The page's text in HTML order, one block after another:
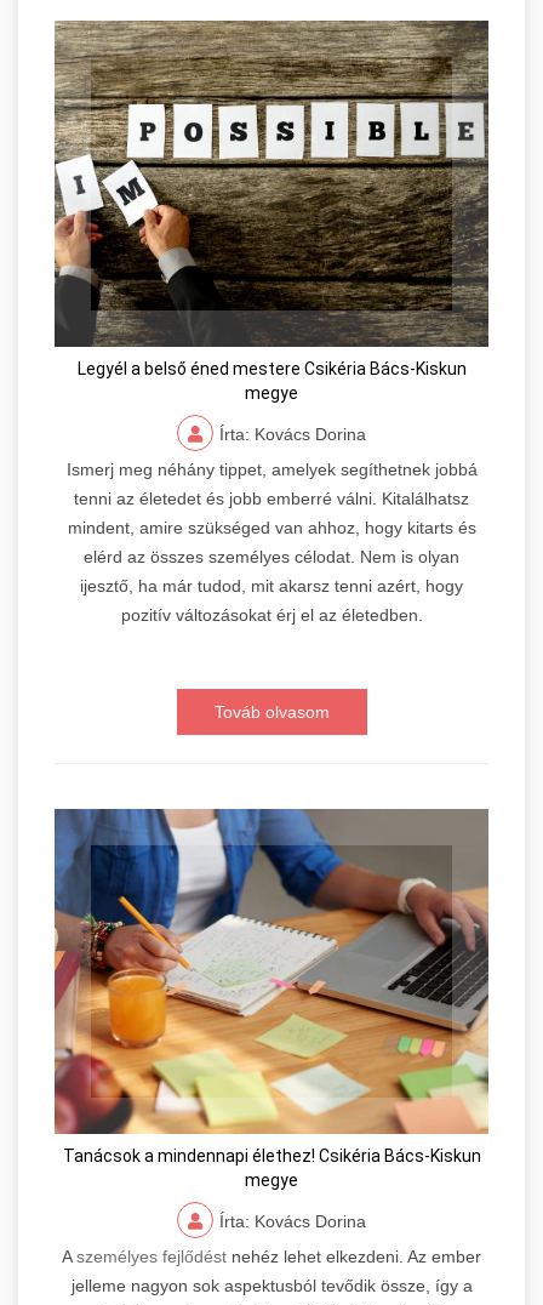
Legyél a belső éned mestere Csikéria Bács-Kiskun
megye
Írta: Kovács Dorina
Ismerj meg néhány tippet, amelyek segíthetnek jobbá
tenni az életedet és jobb emberré válni. Kitalálhatsz
mindent, amire szükséged van ahhoz, hogy kitarts és
elérd az összes személyes célodat. Nem is olyan
ijesztő, ha már tudod, mit akarsz tenni azért, hogy
pozitív változásokat érj el az életedben.
Továb olvasom
Tanácsok a mindennapi élethez! Csikéria Bács-Kiskun
megye
Írta: Kovács Dorina
Aszemélyes fejlődést nehéz lehet elkezdeni. Az ember
jelleme nagyon sok aspektusból tevődik össze, így a